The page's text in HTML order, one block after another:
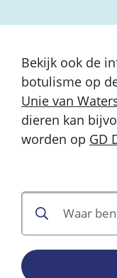
Bekijk ook de
botulisme op
Unie van
dieren kan
worden op GD